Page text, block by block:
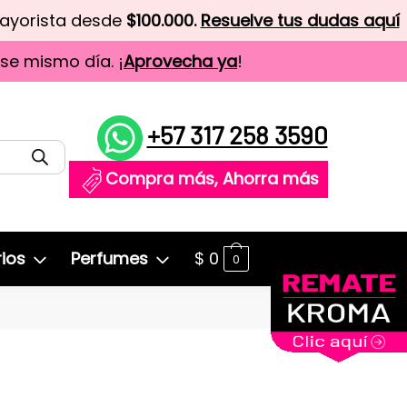
desde $100.000. Resuelve tus dudas aquí
mismo día. ¡Aprovecha ya!
+57 317 258 3590
Compra más, Ahorra más
Perfumes $ 0 0